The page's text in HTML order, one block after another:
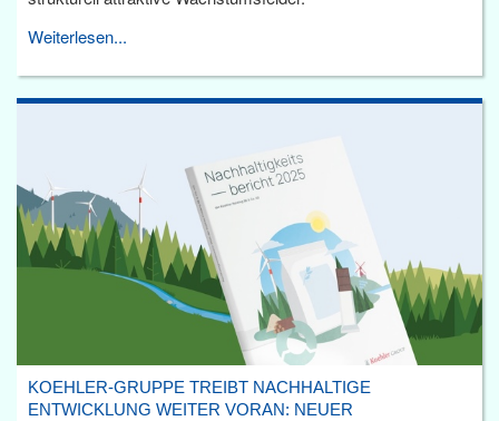
Weiterlesen...
KOEHLER-GRUPPE TREIBT NACHHALTIGE
ENTWICKLUNG WEITER VORAN: NEUER